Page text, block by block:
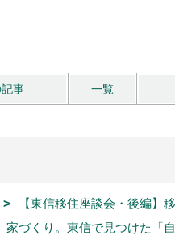
事 一覧
【東信移住座談会・後編】
家づくり。東信で見つけた「